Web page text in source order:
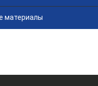
материалы